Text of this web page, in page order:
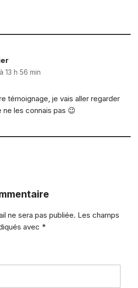
13 h 56 min
témoignage, je vais aller regarder
les connais pas 😉
ne sera pas publiée. Les champs
avec *